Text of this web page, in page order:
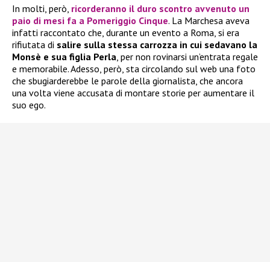
In molti, però, ricorderanno il duro scontro avvenuto un
paio di mesi fa a Pomeriggio Cinque. La Marchesa aveva
infatti raccontato che, durante un evento a Roma, si era
rifiutata di salire sulla stessa carrozza in cui sedavano la
Monsè e sua figlia Perla, per non rovinarsi un’entrata regale
e memorabile. Adesso, però, sta circolando sul web una foto
che sbugiarderebbe le parole della giornalista, che ancora
una volta viene accusata di montare storie per aumentare il
suo ego.